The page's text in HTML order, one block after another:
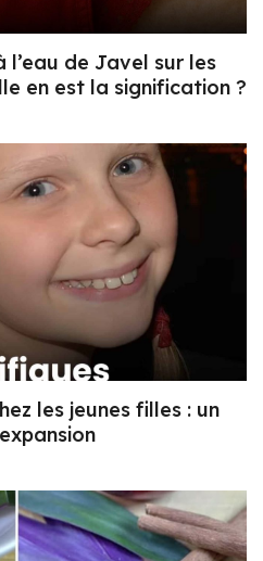
l’eau de Javel sur les
en est la signification ?
les jeunes filles : un